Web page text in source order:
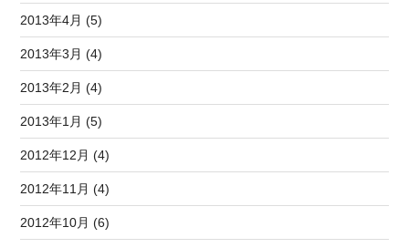
2013年4月 (5)
2013年3月 (4)
2013年2月 (4)
2013年1月 (5)
2012年12月 (4)
2012年11月 (4)
2012年10月 (6)